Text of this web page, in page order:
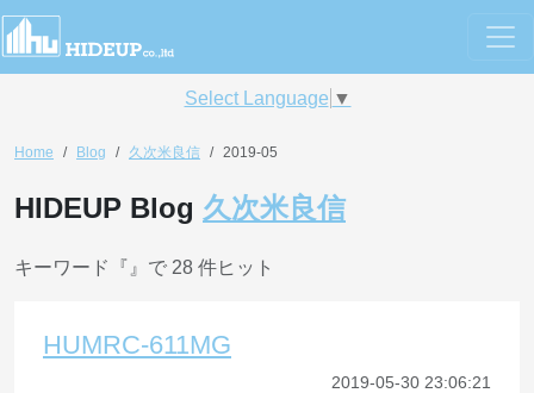
Select Language ▼
Home Blog 久次米良信 2019-05
HIDEUP Blog 久次米良信
キーワード『 』で 28 件ヒット
HUMRC-611MG
2019-05-30 23:06:21